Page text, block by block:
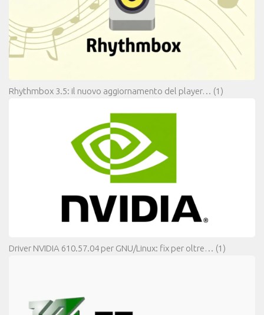
Rhythmbox 3.5: il nuovo aggiornamento del player… (1)
Driver NVIDIA 610.57.04 per GNU/Linux: fix per oltre… (1)